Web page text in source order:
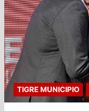
TIGRE MUNICIPIO